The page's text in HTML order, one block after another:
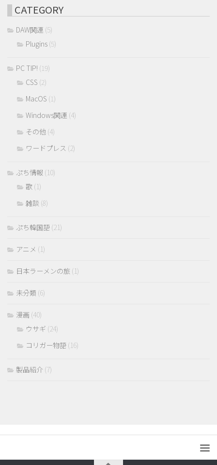
CATEGORY
DAW関連 (5)
Plugins (5)
PC TIP! (19)
CSS (2)
MacOS (1)
Windows関連 (4)
その他 (4)
ワードプレス (2)
ぷち情報 (10)
歌 (1)
雑談 (8)
ぷち韓国語 (21)
アニメ (1)
日本ラーメンの旅 (1)
未分類 (6)
漫画 (40)
ウサギ (24)
コリガー物語 (16)
製品紹介 (7)